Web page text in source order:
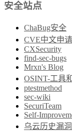
安全站点
ChaBug安全
CVE中文申
CXSecurity
find-sec-bugs
Mrxn's Blog
OSINT-工具
ptestmethod
sec-wiki
SecuriTeam
Self-
乌云历史漏